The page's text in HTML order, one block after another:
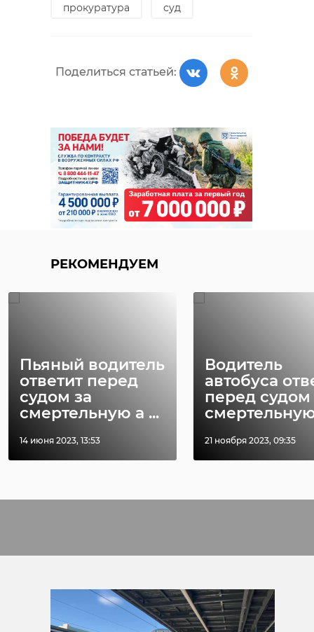
прокуратура суд
Поделиться статьей:
РЕКОМЕНДУЕМ
Пьяный водитель
ответит перед
судом за
смертельную а ...
14 июня 2023, 13:53
Водитель
автобуса
перед судом
21 ноября 2023, 09:35